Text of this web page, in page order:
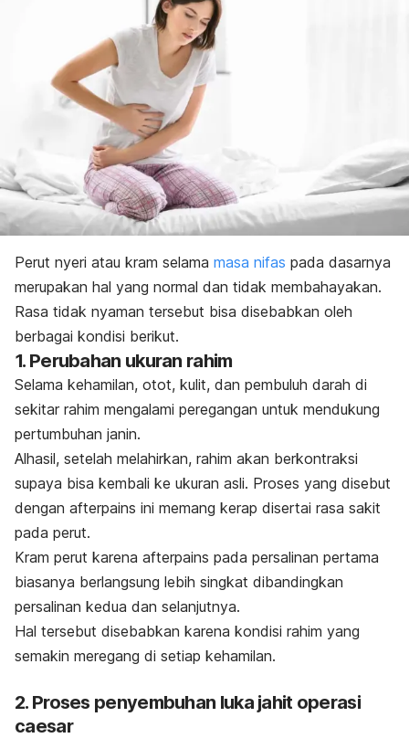
Perut nyeri atau kram selama masa nifas pada dasarnya
merupakan hal yang normal dan tidak membahayakan.
Rasa tidak nyaman tersebut bisa disebabkan oleh
berbagai kondisi berikut.
1. Perubahan ukuran rahim
Selama kehamilan, otot, kulit, dan pembuluh darah di
sekitar rahim mengalami peregangan untuk mendukung
pertumbuhan janin.
Alhasil, setelah melahirkan, rahim akan berkontraksi
supaya bisa kembali ke ukuran asli. Proses yang disebut
dengan afterpains ini memang kerap disertai rasa sakit
pada perut.
Kram perut karena afterpains pada persalinan pertama
biasanya berlangsung lebih singkat dibandingkan
persalinan kedua dan selanjutnya.
Hal tersebut disebabkan karena kondisi rahim yang
semakin meregang di setiap kehamilan.
2. Proses penyembuhan luka jahit operasi
caesar